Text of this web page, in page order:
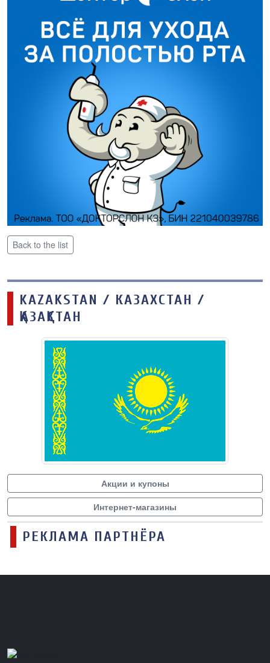
Back to the list
KAZAKSTAN / КАЗАХСТАН /
ҚАЗАҚСТАН
Акции и купоны
Интернет-магазины
РЕКЛАМА ПАРТНЁРА